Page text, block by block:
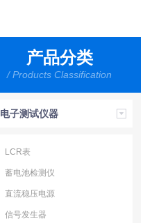
产品分类
/ Products Classification
电子测试仪器
LCR表
蓄电池检测仪
直流稳压电源
信号发生器